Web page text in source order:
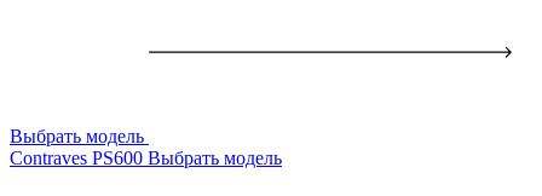
Выбрать модель
Contraves PS600 Выбрать модель